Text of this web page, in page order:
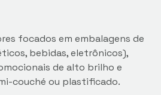
focados em embalagens de
bebidas, eletrônicos),
de alto brilho e
couché ou plastificado.